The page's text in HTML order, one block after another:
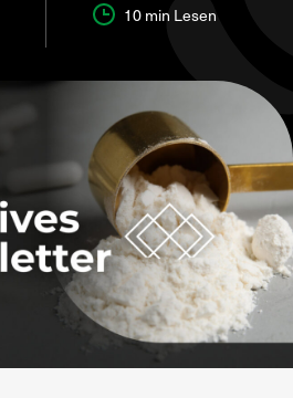
10 min Lesen